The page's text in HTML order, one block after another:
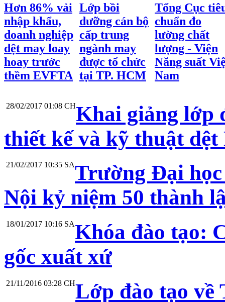
Hơn 86% vải
nhập khẩu,
doanh nghiệp
dệt may loay
hoay trước
thềm EVFTA
Lớp bồi
dưỡng cán bộ
cấp trung
ngành may
được tổ chức
tại TP. HCM
Tổng Cục
chuẩn đo
lường chất
lượng - Viện
Năng suất
Nam
28/02/2017 01:08 CHKhai giảng lớp
thiết kế và kỹ thuật dệt
21/02/2017 10:35 SATrường Đại
Nội kỷ niệm 50 thành
18/01/2017 10:16 SAKhóa đào tạo:
gốc xuất xứ
21/11/2016 03:28 CHLớp đào tạo về